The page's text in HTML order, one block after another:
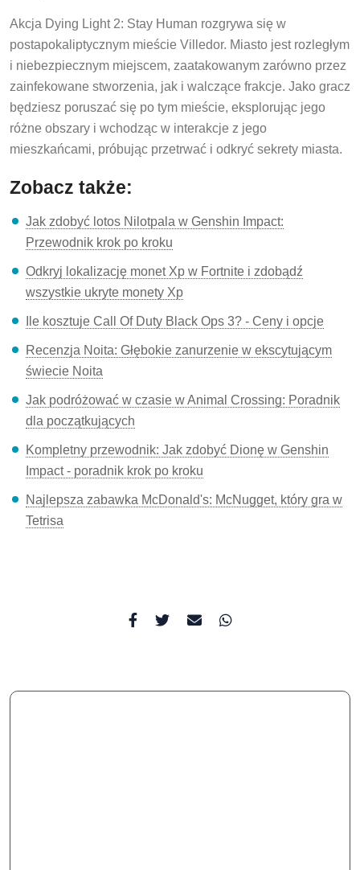
Akcja Dying Light 2: Stay Human rozgrywa się w
postapokaliptycznym mieście Villedor. Miasto jest rozległym
i niebezpiecznym miejscem, zaatakowanym zarówno przez
zainfekowane stworzenia, jak i walczące frakcje. Jako gracz
będziesz poruszać się po tym mieście, eksplorując jego
różne obszary i wchodząc w interakcje z jego
mieszkańcami, próbując przetrwać i odkryć sekrety miasta.
Zobacz także:
Jak zdobyć lotos Nilotpala w Genshin Impact:
Przewodnik krok po kroku
Odkryj lokalizację monet Xp w Fortnite i zdobądź
wszystkie ukryte monety Xp
Ile kosztuje Call Of Duty Black Ops 3? - Ceny i opcje
Recenzja Noita: Głębokie zanurzenie w ekscytującym
świecie Noita
Jak podróżować w czasie w Animal Crossing: Poradnik
dla początkujących
Kompletny przewodnik: Jak zdobyć Dionę w Genshin
Impact - poradnik krok po kroku
Najlepsza zabawka McDonald's: McNugget, który gra w
Tetrisa